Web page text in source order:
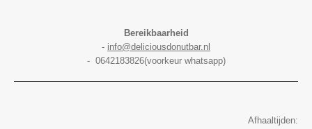
Bereikbaarheid
- info@deliciousdonutbar.nl
- 0642183826(voorkeur whatsapp)
Afhaaltijden: